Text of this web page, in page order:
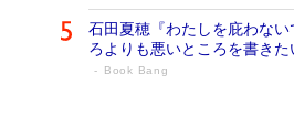
石田夏穂『わたしを庇わない
ろよりも悪いところを書きた
Book Bang